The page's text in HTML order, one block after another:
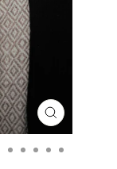
CLOSE
(ESC)